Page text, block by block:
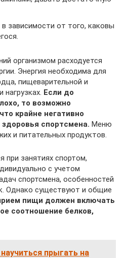
в зависимости от того, каковы
организмом расходуется
Энергия необходима для
пищеварительной и
Если до
то возможно
крайне негативно
спортсмена. Меню
и питательных продуктов.
при занятиях спортом,
с учетом
спортсмена, особенностей
Однако существуют и общие
пищи должен включать
соотношение белков,
прыгать на